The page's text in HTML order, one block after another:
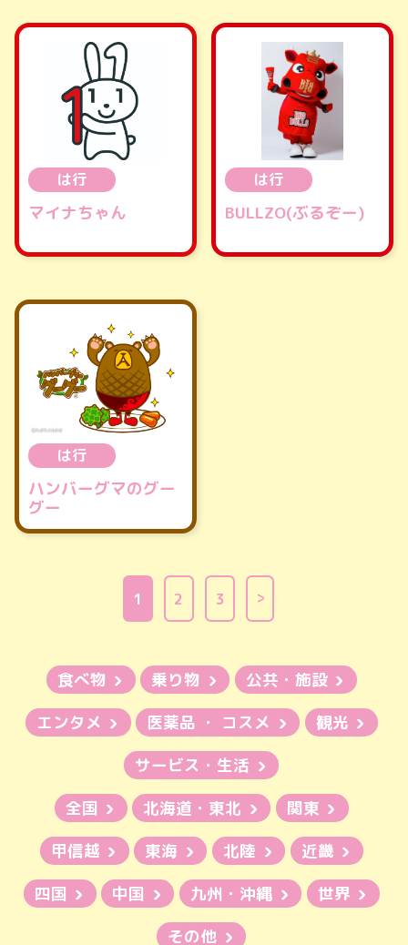
は行
マイナちゃん
は行
BULLZO(ぶるぞー)
は行
ハンバーグマのグー
グー
1 2 3
食べ物 乗り物
公共・施設
エンタメ
医薬品 ・ コスメ
観光
サービス・生活
全国
北海道・東北
関東
甲信越
東海 北陸
近畿
四国
中国 九州・沖縄
世界
その他